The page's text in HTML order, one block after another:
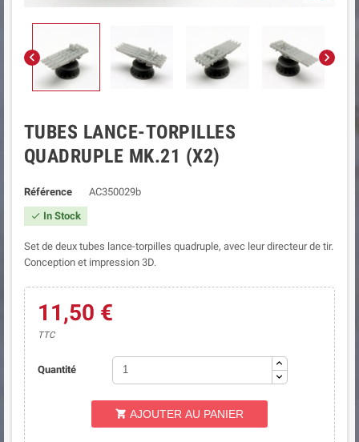
 
TUBES LANCE-TORPILLES
QUADRUPLE MK.21 (X2)
Référence AC350029b
 In Stock
Set de deux tubes lance-torpilles quadruple, avec leur directeur de tir.
Conception et impression 3D.
11,50 €
TTC
Quantité
 AJOUTER AU PANIER